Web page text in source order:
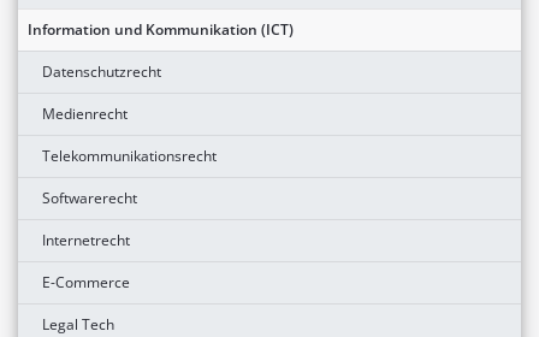
Information und Kommunikation (ICT)
Datenschutzrecht
Medienrecht
Telekommunikationsrecht
Softwarerecht
Internetrecht
E-Commerce
Legal Tech